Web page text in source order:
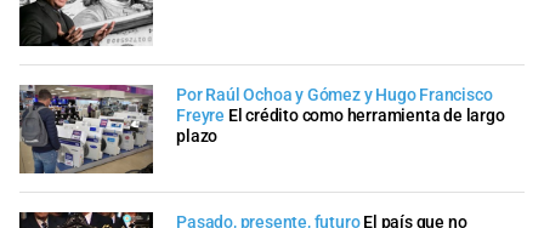
Por Raúl Ochoa y Gómez y Hugo Francisco
Freyre El crédito como herramienta de largo
plazo
Pasado, presente, futuro El país que no